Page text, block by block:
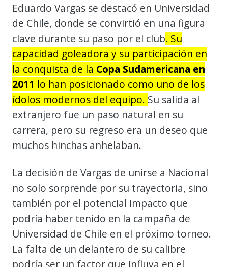
Eduardo Vargas se destacó en Universidad
de Chile, donde se convirtió en una figura
clave durante su paso por el club. Su
capacidad goleadora y su participación en
la conquista de la Copa Sudamericana en
2011 lo han posicionado como uno de los
ídolos modernos del equipo. Su salida al
extranjero fue un paso natural en su
carrera, pero su regreso era un deseo que
muchos hinchas anhelaban.
La decisión de Vargas de unirse a Nacional
no solo sorprende por su trayectoria, sino
también por el potencial impacto que
podría haber tenido en la campaña de
Universidad de Chile en el próximo torneo.
La falta de un delantero de su calibre
podría ser un factor que influya en el